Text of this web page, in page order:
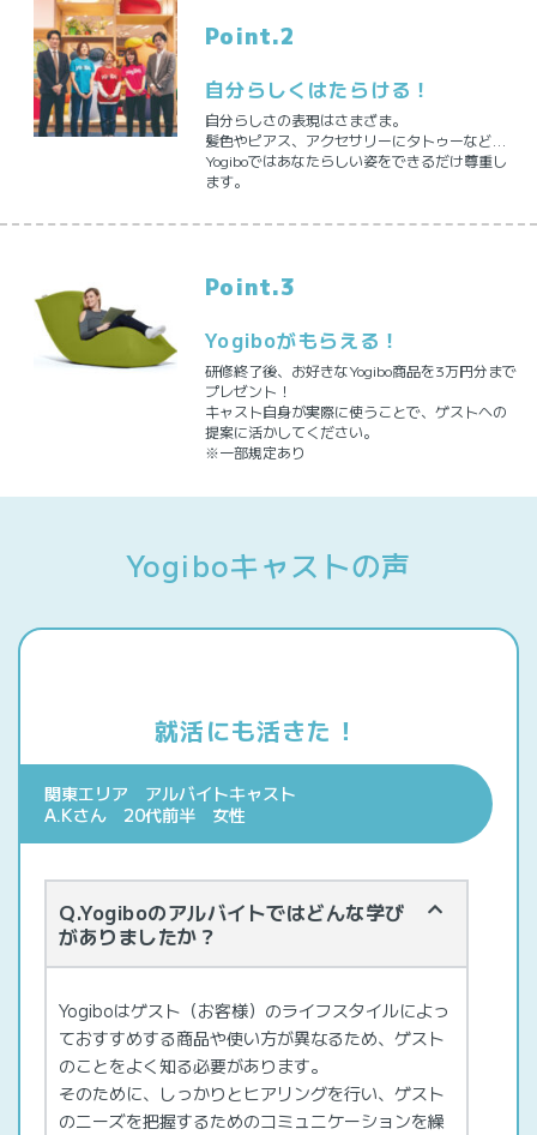
Point.2
自分らしくはたらける！
自分らしさの表現はさまざま。
髪色やピアス、アクセサリーにタトゥーなど…
Yogiboではあなたらしい姿をできるだけ尊重し
ます。
Point.3
Yogiboがもらえる！
研修終了後、お好きなYogibo商品を3万円分まで
プレゼント！
キャスト自身が実際に使うことで、ゲストへの
提案に活かしてください。
※一部規定あり
Yogiboキャストの声
就活にも活きた！
関東エリア アルバイトキャスト
A.Kさん 20代前半 女性
Q.Yogiboのアルバイトではどんな学び
がありましたか？
Yogiboはゲスト（お客様）のライフスタイルによっ
ておすすめする商品や使い方が異なるため、ゲスト
のことをよく知る必要があります。
そのために、しっかりとヒアリングを行い、ゲスト
のニーズを把握するためのコミュニケーションを繰